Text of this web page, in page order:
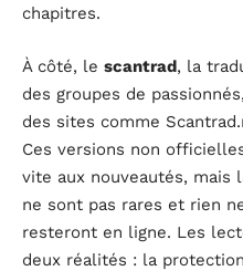
chapitres.
À côté, le scantrad, la
des groupes de
des sites comme
Ces versions non
vite aux nouveautés, mais
ne sont pas rares et rien
resteront en ligne. Les
deux réalités : la